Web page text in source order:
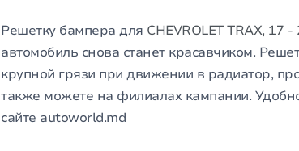
Решетку бампера для CHEVROLET TRAX, 17 -
автомобиль снова станет красавчиком.
крупной грязи при движении в радиатор,
также можете на филиалах кампании.
сайте autoworld.md